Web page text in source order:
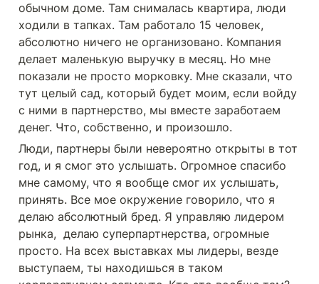
обычном доме. Там снималась квартира, люди
ходили в тапках. Там работало 15 человек,
абсолютно ничего не организовано. Компания
делает маленькую выручку в месяц. Но мне
показали не просто морковку. Мне сказали, что
тут целый сад, который будет моим, если войду
с ними в партнерство, мы вместе заработаем
денег. Что, собственно, и произошло.
Люди, партнеры были невероятно открыты в тот
год, и я смог это услышать. Огромное спасибо
мне самому, что я вообще смог их услышать,
принять. Все мое окружение говорило, что я
делаю абсолютный бред. Я управляю лидером
рынка,  делаю суперпартнерства, огромные
просто. На всех выставках мы лидеры, везде
выступаем, ты находишься в таком